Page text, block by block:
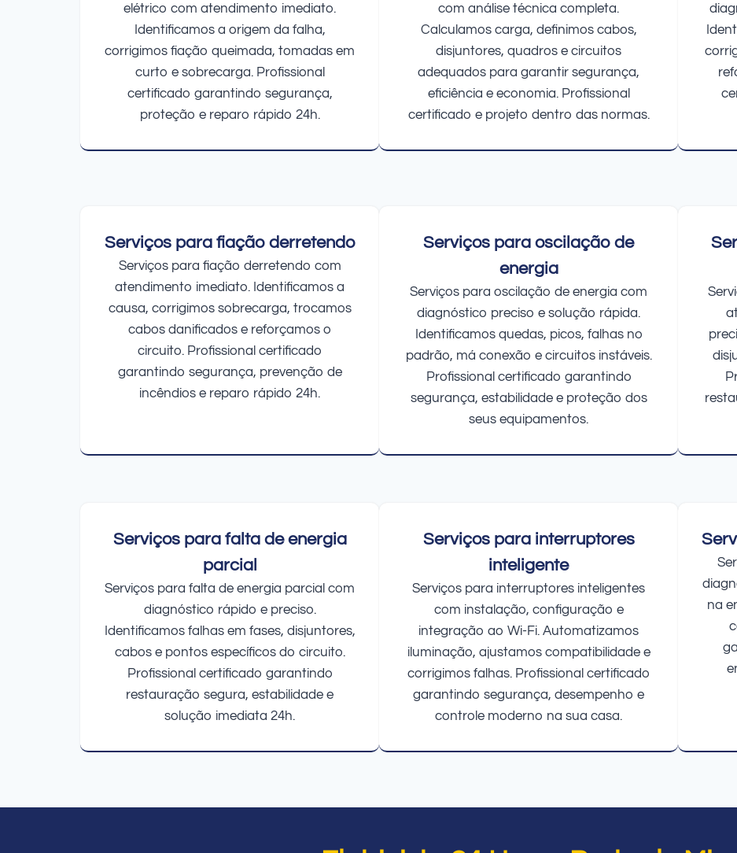
elétrico com atendimento imediato.
Identificamos a origem da falha,
corrigimos fiação queimada, tomadas em
curto e sobrecarga. Profissional
certificado garantindo segurança,
proteção e reparo rápido 24h.
com análise técnica completa.
Calculamos carga, definimos cabos,
disjuntores, quadros e circuitos
adequados para garantir segurança,
eficiência e economia. Profissional
certificado e projeto dentro das normas.
Serviços para fiação derretendo
Serviços para fiação derretendo com
atendimento imediato. Identificamos a
causa, corrigimos sobrecarga, trocamos
cabos danificados e reforçamos o
circuito. Profissional certificado
garantindo segurança, prevenção de
incêndios e reparo rápido 24h.
Serviços para oscilação de
energia
Serviços para oscilação de energia com
diagnóstico preciso e solução rápida.
Identificamos quedas, picos, falhas no
padrão, má conexão e circuitos instáveis.
Profissional certificado garantindo
segurança, estabilidade e proteção dos
seus equipamentos.
Serviços para falta de energia
parcial
Serviços para falta de energia parcial com
diagnóstico rápido e preciso.
Identificamos falhas em fases, disjuntores,
cabos e pontos específicos do circuito.
Profissional certificado garantindo
restauração segura, estabilidade e
solução imediata 24h.
Serviços para interruptores
inteligente
Serviços para interruptores inteligentes
com instalação, configuração e
integração ao Wi-Fi. Automatizamos
iluminação, ajustamos compatibilidade e
corrigimos falhas. Profissional certificado
garantindo segurança, desempenho e
controle moderno na sua casa.
na